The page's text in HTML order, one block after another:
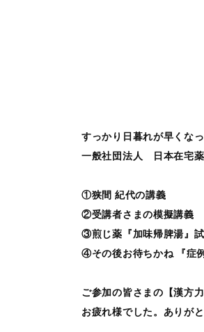
すっかり日暮れが早くな
一般社団法人 日本在宅薬
①狭間 紀代の講義
②受講者さまの模擬講義
③煎じ薬『加味帰脾湯』
④その後お待ちかね 『症
ご参加の皆さまの【漢方
お疲れ様でした。ありが